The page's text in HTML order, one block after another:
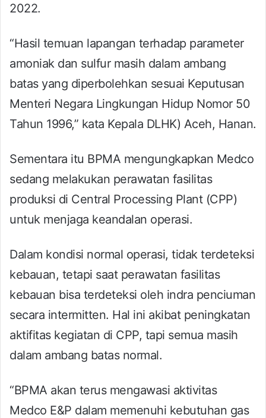
2022.
“Hasil temuan lapangan terhadap parameter
amoniak dan sulfur masih dalam ambang
batas yang diperbolehkan sesuai Keputusan
Menteri Negara Lingkungan Hidup Nomor 50
Tahun 1996,” kata Kepala DLHK) Aceh, Hanan.
Sementara itu BPMA mengungkapkan Medco
sedang melakukan perawatan fasilitas
produksi di Central Processing Plant (CPP)
untuk menjaga keandalan operasi.
Dalam kondisi normal operasi, tidak terdeteksi
kebauan, tetapi saat perawatan fasilitas
kebauan bisa terdeteksi oleh indra penciuman
secara intermitten. Hal ini akibat peningkatan
aktifitas kegiatan di CPP, tapi semua masih
dalam ambang batas normal.
“BPMA akan terus mengawasi aktivitas
Medco E&P dalam memenuhi kebutuhan gas